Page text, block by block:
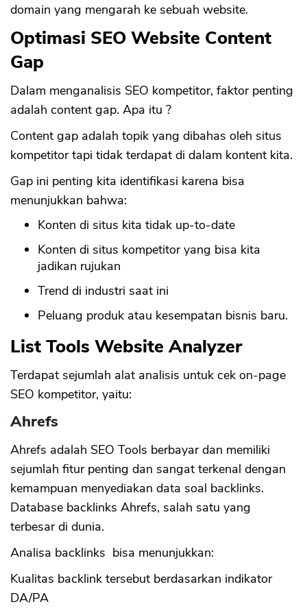
domain yang mengarah ke sebuah website.
Optimasi SEO Website Content
Gap
Dalam menganalisis SEO kompetitor, faktor penting
adalah content gap. Apa itu ?
Content gap adalah topik yang dibahas oleh situs
kompetitor tapi tidak terdapat di dalam kontent kita.
Gap ini penting kita identifikasi karena bisa
menunjukkan bahwa:
Konten di situs kita tidak up-to-date
Konten di situs kompetitor yang bisa kita
jadikan rujukan
Trend di industri saat ini
Peluang produk atau kesempatan bisnis baru.
List Tools Website Analyzer
Terdapat sejumlah alat analisis untuk cek on-page
SEO kompetitor, yaitu:
Ahrefs
Ahrefs adalah SEO Tools berbayar dan memiliki
sejumlah fitur penting dan sangat terkenal dengan
kemampuan menyediakan data soal backlinks.
Database backlinks Ahrefs, salah satu yang
terbesar di dunia.
Analisa backlinks bisa menunjukkan:
Kualitas backlink tersebut berdasarkan indikator
DA/PA